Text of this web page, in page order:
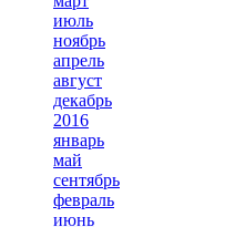
июль
ноябрь
апрель
август
декабрь
2016
январь
май
сентябрь
февраль
июнь